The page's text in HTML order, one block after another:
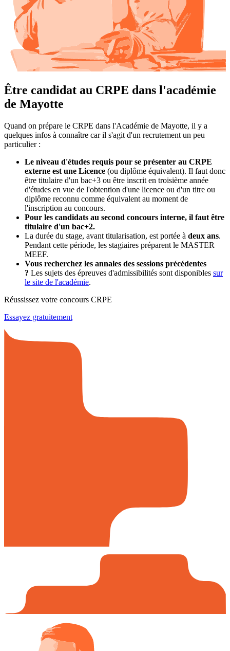
Être candidat au CRPE dans l'académie
de Mayotte
Quand on prépare le CRPE dans l'Académie de Mayotte, il y a
quelques infos à connaître car il s'agit d'un recrutement un peu
particulier :
Le niveau d'études requis pour se présenter au CRPE
externe est une Licence (ou diplôme équivalent). Il faut donc
être titulaire d'un bac+3 ou être inscrit en troisième année
d'études en vue de l'obtention d'une licence ou d'un titre ou
diplôme reconnu comme équivalent au moment de
l'inscription au concours.
Pour les candidats au second concours interne, il faut être
titulaire d'un bac+2.
La durée du stage, avant titularisation, est portée à deux ans.
Pendant cette période, les stagiaires préparent le MASTER
MEEF.
Vous recherchez les annales des sessions précédentes
? Les sujets des épreuves d'admissibilités sont disponibles sur
le site de l'académie.
Réussissez votre concours CRPE
Essayez gratuitement